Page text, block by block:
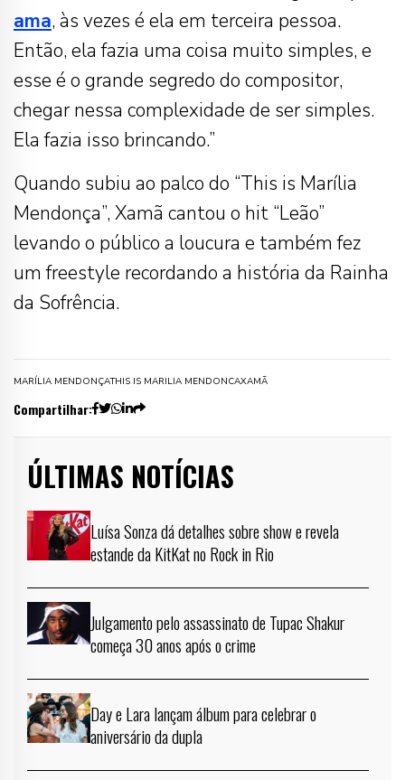
ama, às vezes é ela em terceira pessoa.
Então, ela fazia uma coisa muito simples, e
esse é o grande segredo do compositor,
chegar nessa complexidade de ser simples.
Ela fazia isso brincando.”
Quando subiu ao palco do “This is Marília
Mendonça”, Xamã cantou o hit “Leão”
levando o público a loucura e também fez
um freestyle recordando a história da Rainha
da Sofrência.
MARÍLIA MENDONÇATHIS IS MARILIA MENDONCAXAMÃ
Compartilhar:
ÚLTIMAS NOTÍCIAS
Luísa Sonza dá detalhes sobre show e revela
estande da KitKat no Rock in Rio
Julgamento pelo assassinato de Tupac Shakur
começa 30 anos após o crime
Day e Lara lançam álbum para celebrar o
aniversário da dupla